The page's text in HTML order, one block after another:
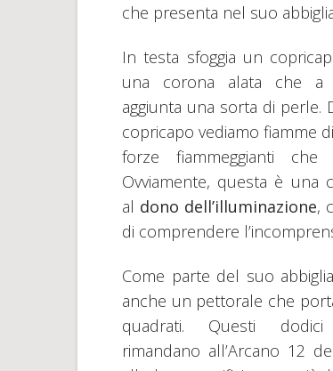
che presenta nel suo
In testa sfoggia un
una corona alata che
aggiunta una sorta di perle.
copricapo vediamo fiamme
forze fiammeggianti che
Ovviamente, questa è una
al dono dell’illuminazione,
di comprendere
Come parte del suo
anche un pettorale che
quadrati. Questi
rimandano all’Arcano 12